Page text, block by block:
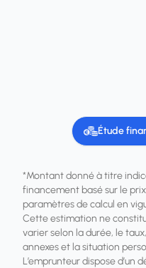
Étude
*Montant donné à titre
financement basé sur le
paramètres de calcul en
Cette estimation ne
varier selon la durée, le
annexes et la situation
L’emprunteur dispose d’un